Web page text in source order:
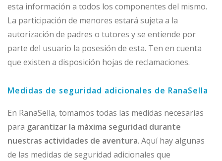
esta información a todos los componentes del mismo.
La participación de menores estará sujeta a la
autorización de padres o tutores y se entiende por
parte del usuario la posesión de esta. Ten en cuenta
que existen a disposición hojas de reclamaciones.
Medidas de seguridad adicionales de RanaSella
En RanaSella, tomamos todas las medidas necesarias
para garantizar la máxima seguridad durante
nuestras actividades de aventura. Aquí hay algunas
de las medidas de seguridad adicionales que